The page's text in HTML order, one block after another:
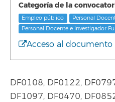
Categoría de la
Empleo público
Personal
Personal Docente e Investigador
Acceso al
DF0108, DF0122,
DF1097, DF0470,